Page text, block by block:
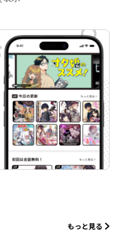
もっと見る